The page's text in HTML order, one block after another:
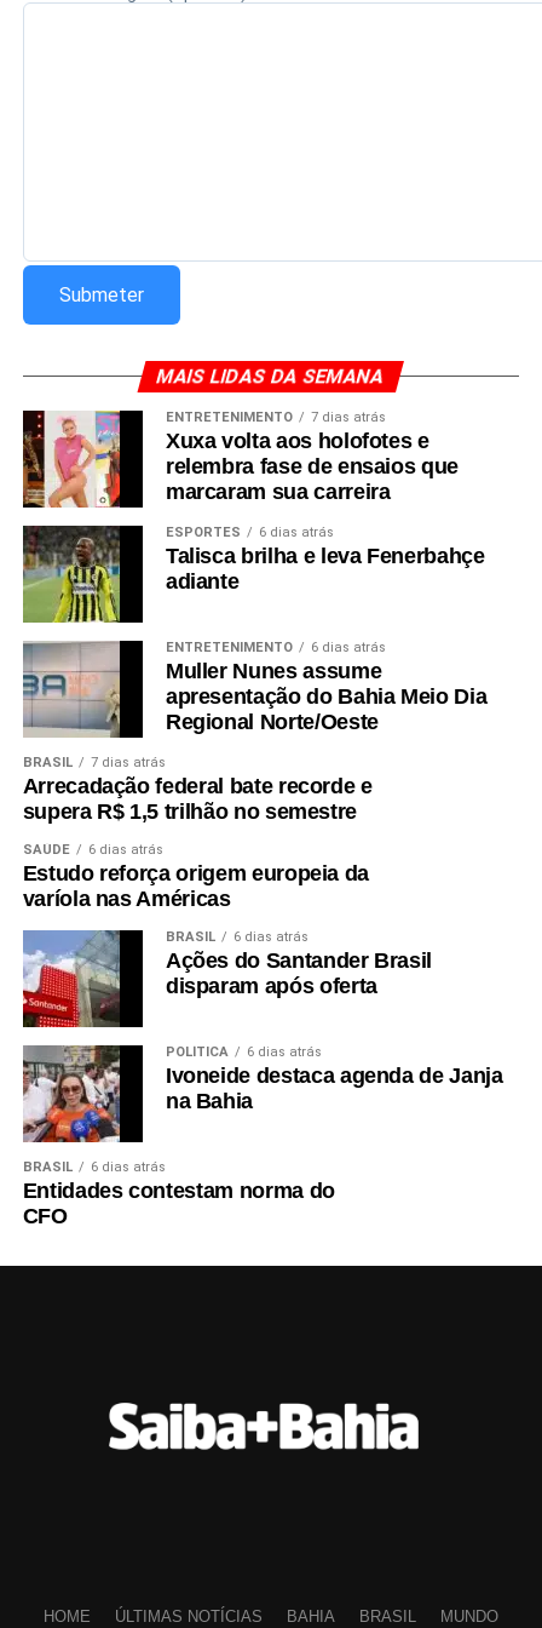
MAIS LIDAS DA SEMANA
ENTRETENIMENTO 7 dias atrás
Xuxa volta aos holofotes e
relembra fase de ensaios que
marcaram sua carreira
ESPORTES 6 dias atrás
Talisca brilha e leva Fenerbahçe
adiante
ENTRETENIMENTO 6 dias atrás
Muller Nunes assume
apresentação do Bahia Meio Dia
Regional Norte/Oeste
BRASIL 7 dias atrás
Arrecadação federal bate recorde e
supera R$ 1,5 trilhão no semestre
SAÚDE 6 dias atrás
Estudo reforça origem europeia da
varíola nas Américas
BRASIL 6 dias atrás
Ações do Santander Brasil
disparam após oferta
POLÍTICA 6 dias atrás
Ivoneide destaca agenda de Janja
na Bahia
BRASIL 6 dias atrás
Entidades contestam norma do
CFO
HOME ÚLTIMAS NOTÍCIAS BAHIA BRASIL MUNDO